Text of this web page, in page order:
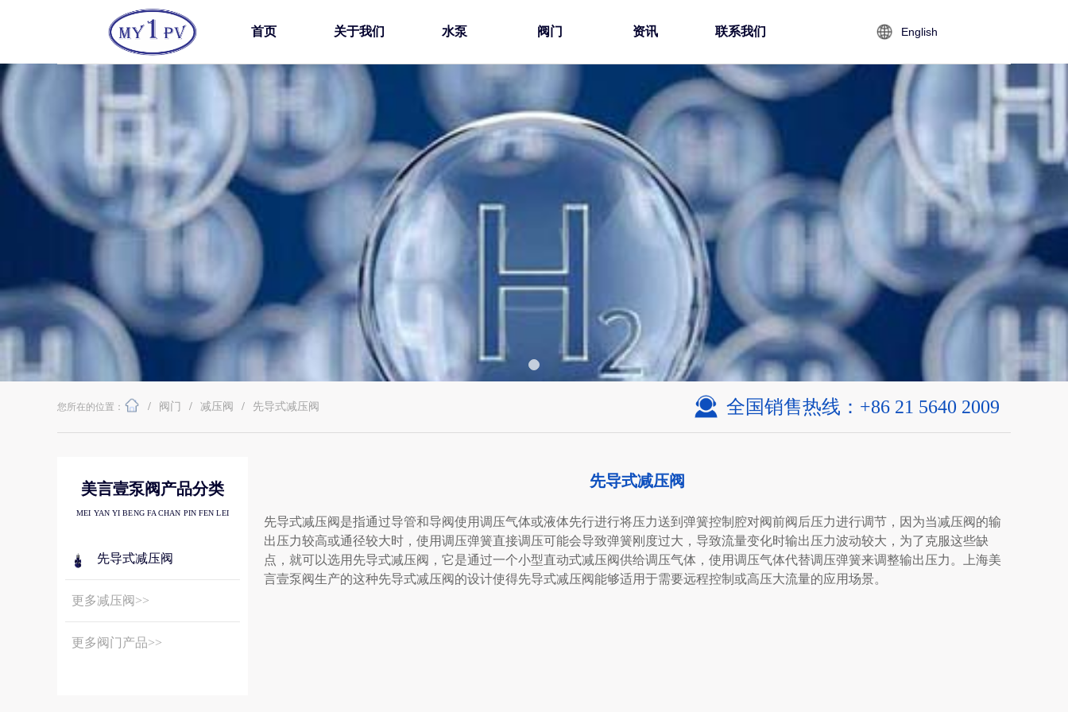
首页 关于我们
联系我们
水泵
离心泵
阀门
美标阀门
资讯
企业新闻 技术创新 泵阀头条
联系我们 English
您所在的位置： / 阀门 / 减压阀 / 先导式减压阀 全国销售热线：+86 21 5640 2009
美言壹泵阀产品分类
MEI YAN YI BENG FA CHAN PIN FEN LEI
先导式减压阀
更多减压阀>>
更多阀门产品>>
先导式减压阀
先导式减压阀是指通过导管和导阀使用调压气体或液体先行进行将压力送到弹簧控制腔对阀前阀后压力进行调节，因为当减压阀的输
出压力较高或通径较大时，使用调压弹簧直接调压可能会导致弹簧刚度过大，导致流量变化时输出压力波动较大，为了克服这些缺
点，就可以选用先导式减压阀，它是通过一个小型直动式减压阀供给调压气体，使用调压气体代替调压弹簧来调整输出压力。上海美
言壹泵阀生产的这种先导式减压阀的设计使得先导式减压阀能够适用于需要远程控制或高压大流量的应用场景。